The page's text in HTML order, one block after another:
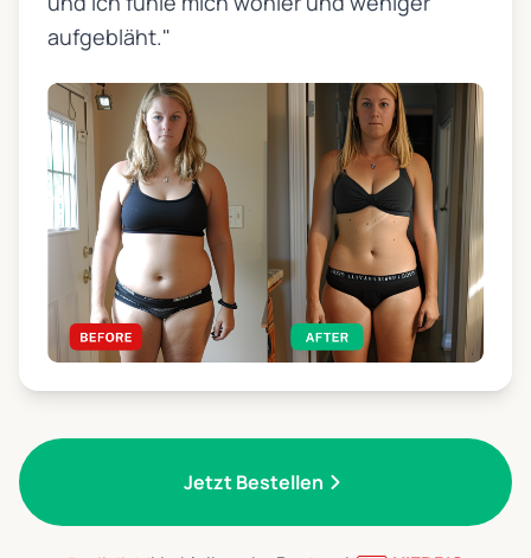
aufgebläht."
Jetzt Bestellen